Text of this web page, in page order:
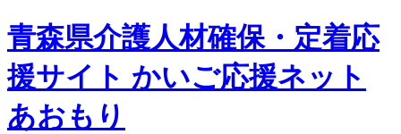
青森県介護人材確保・定着応
援サイト かいご応援ネット
あおもり